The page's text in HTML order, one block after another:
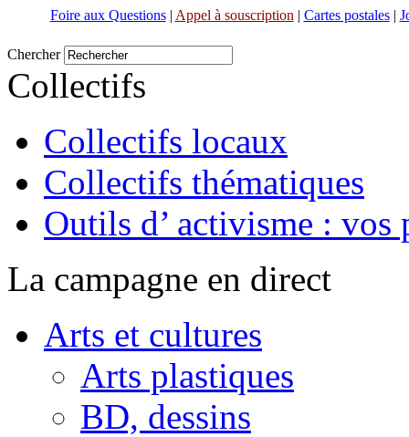
Foire aux Questions| Appel à souscription | Cartes postales|
Chercher
Collectifs
Collectifs locaux
Collectifs thématiques
Outils d’ activisme : vos
La campagne en direct
Arts et cultures
Arts plastiques
BD, dessins